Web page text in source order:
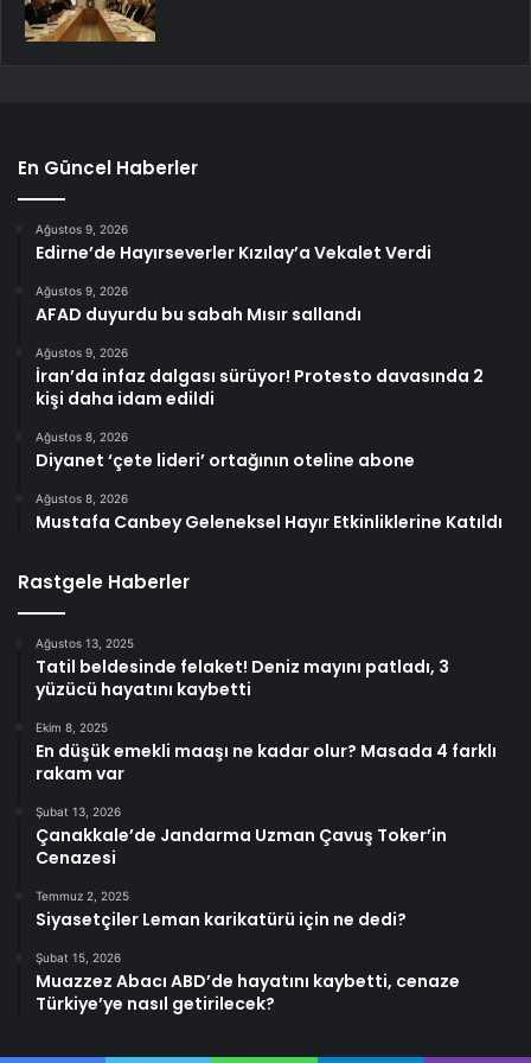
En Güncel Haberler
Ağustos 9, 2026
Edirne’de Hayırseverler Kızılay’a Vekalet Verdi
Ağustos 9, 2026
AFAD duyurdu bu sabah Mısır sallandı
Ağustos 9, 2026
İran’da infaz dalgası sürüyor! Protesto davasında 2
kişi daha idam edildi
Ağustos 8, 2026
Diyanet ‘çete lideri’ ortağının oteline abone
Ağustos 8, 2026
Mustafa Canbey Geleneksel Hayır Etkinliklerine Katıldı
Rastgele Haberler
Ağustos 13, 2025
Tatil beldesinde felaket! Deniz mayını patladı, 3
yüzücü hayatını kaybetti
Ekim 8, 2025
En düşük emekli maaşı ne kadar olur? Masada 4 farklı
rakam var
Şubat 13, 2026
Çanakkale’de Jandarma Uzman Çavuş Toker’in
Cenazesi
Temmuz 2, 2025
Siyasetçiler Leman karikatürü için ne dedi?
Şubat 15, 2026
Muazzez Abacı ABD’de hayatını kaybetti, cenaze
Türkiye’ye nasıl getirilecek?